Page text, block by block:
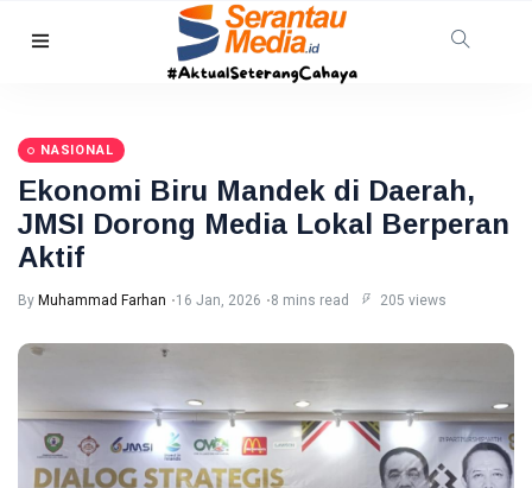
HUKRIM
Gerebek
Kelab
Malam di
Batam, 32
Orang
10
2026
views
Kasus
Bengkalis
Capai 691
Tertinggi
Terjadi
pada Juni
10
29
views
TANJUNGPINANG
Pemko
NASIONAL
Ekonomi Biru Mandek di Daerah,
JMSI Dorong Media Lokal Berperan
Aktif
By Muhammad Farhan 16 Jan, 2026 8 mins read 205 views